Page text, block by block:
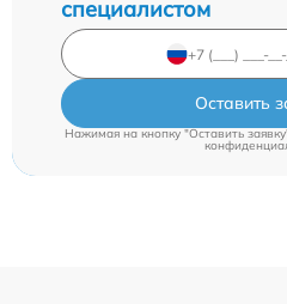
специалистом
Оставить
Нажимая на кнопку "Оставить